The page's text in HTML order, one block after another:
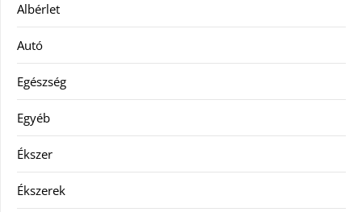
Albérlet
Autó
Egészség
Egyéb
Ékszer
Ékszerek